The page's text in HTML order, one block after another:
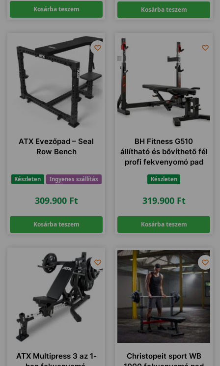
Kosárba teszem Kosárba teszem
ATX Evezőpad – Seal
Row Bench
Készleten Ingyenes szállítás
309.900 Ft
Kosárba teszem
BH Fitness G510
állítható és bővíthető fél
profi fekvenyomó pad
Készleten
319.900 Ft
Kosárba teszem
ATX Multipress 3 az 1-
Christopeit sport WB